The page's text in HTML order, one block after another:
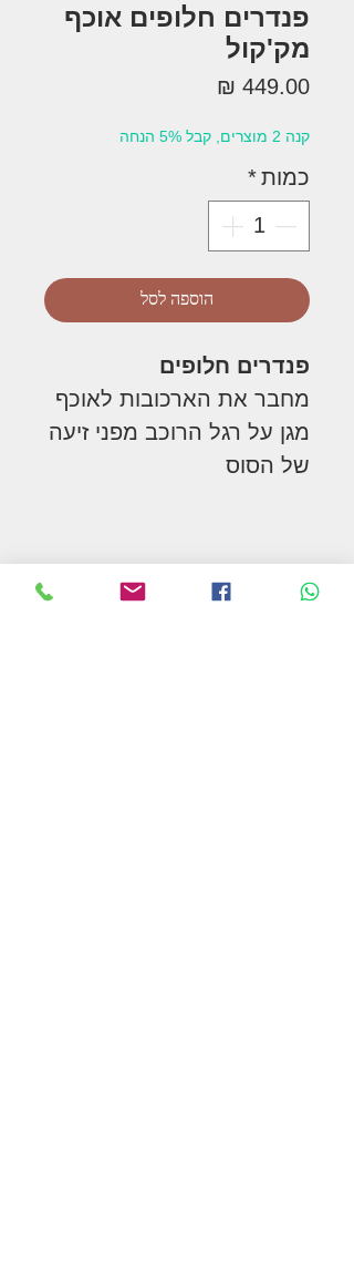
פנדרים חלופים אוכף
מק'קול
קנה 2 מוצרים, קבל 5% הנחה
כמות*
הוספה לסל
פנדרים חלופים
מחבר את הארכובות לאוכף
מגן על רגל הרוכב מפני זיעה
של הסוס